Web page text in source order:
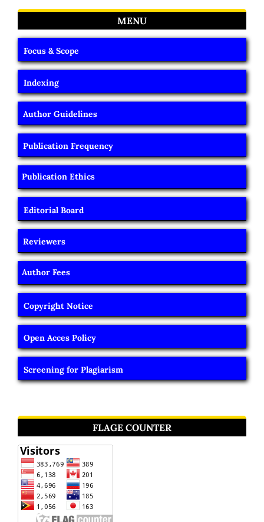
MENU
Focus & Scope
Indexing
Author Guidelines
Publication Frequency
Publication Ethics
Editorial Board
Reviewers
Author Fees
Copyright Notice
Open Acces Policy
Screening for Plagiarism
FLAGE COUNTER